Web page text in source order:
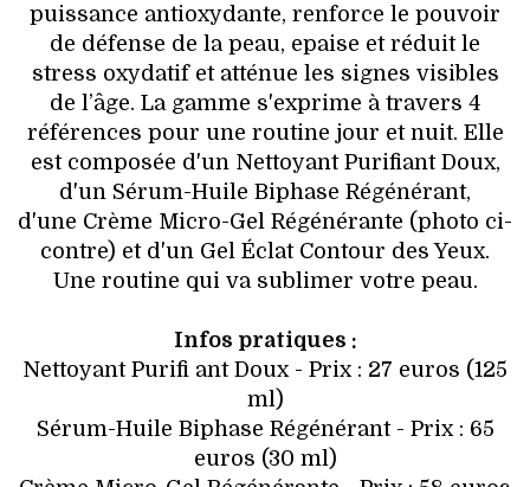
puissance antioxydante, renforce le pouvoir
de défense de la peau, epaise et réduit le
stress oxydatif et atténue les signes visibles
de l’âge. La gamme s'exprime à travers 4
références pour une routine jour et nuit. Elle
est composée d'un Nettoyant Purifiant Doux,
d'un Sérum-Huile Biphase Régénérant,
d'une Crème Micro-Gel Régénérante (photo ci-
contre) et d'un Gel Éclat Contour des Yeux.
Une routine qui va sublimer votre peau.
Infos pratiques :
Nettoyant Purifi ant Doux - Prix : 27 euros (125
ml)
Sérum-Huile Biphase Régénérant - Prix : 65
euros (30 ml)